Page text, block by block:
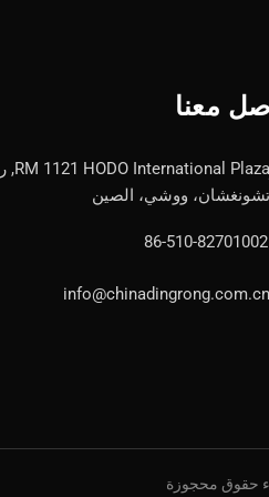
معنا
تشونغشان، ووشي، الصين
86-510-82701002
info@chinadingrong.com.cn